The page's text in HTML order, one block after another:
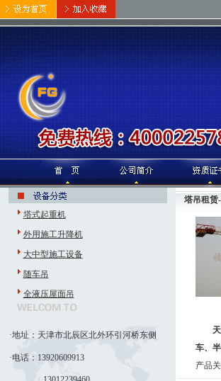
塔式起重机
外用施工升降机
大中型施工设备
随车吊
全液压屋面吊
·地址：天津市北辰区北外环引河桥东侧
·电话：13920609913
塔吊租赁
天
车、
产品